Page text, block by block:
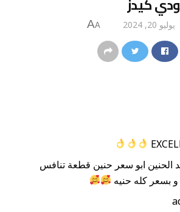
يوليو 20, 2024 A
A
الحنين ابو سعر حنين قطعة تنافس
و بسعر كله حنيه